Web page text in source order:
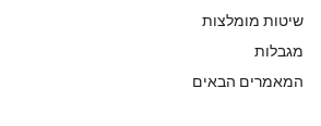
שיטות מומלצות
מגבלות
המאמרים הבאים